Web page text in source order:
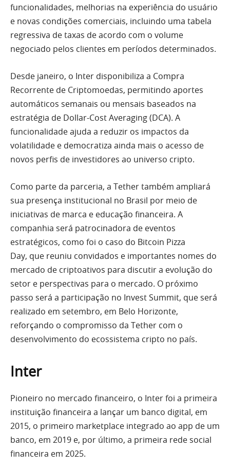
funcionalidades, melhorias na experiência do usuário
e novas condições comerciais, incluindo uma tabela
regressiva de taxas de acordo com o volume
negociado pelos clientes em períodos determinados.
Desde janeiro, o Inter disponibiliza a Compra
Recorrente de Criptomoedas, permitindo aportes
automáticos semanais ou mensais baseados na
estratégia de Dollar-Cost Averaging (DCA). A
funcionalidade ajuda a reduzir os impactos da
volatilidade e democratiza ainda mais o acesso de
novos perfis de investidores ao universo cripto.
Como parte da parceria, a Tether também ampliará
sua presença institucional no Brasil por meio de
iniciativas de marca e educação financeira. A
companhia será patrocinadora de eventos
estratégicos, como foi o caso do Bitcoin Pizza
Day, que reuniu convidados e importantes nomes do
mercado de criptoativos para discutir a evolução do
setor e perspectivas para o mercado. O próximo
passo será a participação no Invest Summit, que será
realizado em setembro, em Belo Horizonte,
reforçando o compromisso da Tether com o
desenvolvimento do ecossistema cripto no país.
Inter
Pioneiro no mercado financeiro, o Inter foi a primeira
instituição financeira a lançar um banco digital, em
2015, o primeiro marketplace integrado ao app de um
banco, em 2019 e, por último, a primeira rede social
financeira em 2025.